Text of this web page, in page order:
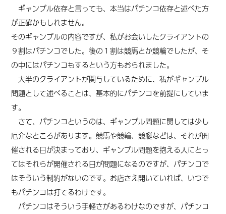
ギャンブル依存と言っても、本当はパチンコ依存と述べた方
が正確かもしれません。
そのギャンブルの内容ですが、私がお会いしたクライアントの
９割はパチンコでした。後の１割は競馬とか競輪でしたが、そ
の中にはパチンコもするという方もおられました。
大半のクライアントが関与しているために、私がギャンブル
問題として述べることは、基本的にパチンコを前提にしていま
す。
さて、パチンコというのは、ギャンブル問題に関しては少し
厄介なところがあります。競馬や競輪、競艇などは、それが開
催される日が決まっており、ギャンブル問題を抱える人にとっ
てはそれらが開催される日が問題になるのですが、パチンコで
はそういう制約がないのです。お店さえ開いていれば、いつで
もパチンコは打てるわけです。
パチンコはそういう手軽さがあるわけなのですが、パチンコ